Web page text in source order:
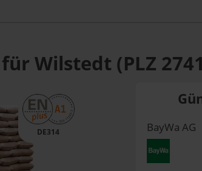
Wilstedt (PLZ
DE314 BayWa AG